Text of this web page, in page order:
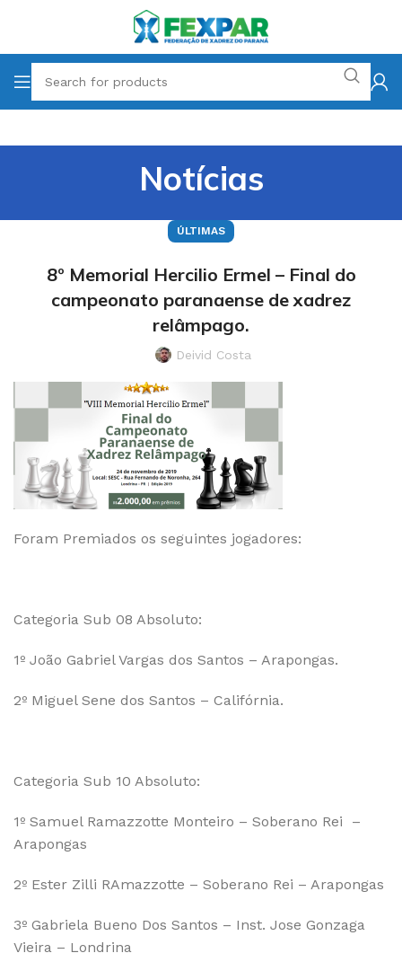
Notícias
ÚLTIMAS
8º Memorial Hercilio Ermel – Final do
campeonato paranaense de xadrez
relâmpago.
Deivid Costa
Foram Premiados os seguintes jogadores:
Categoria Sub 08 Absoluto:
1º João Gabriel Vargas dos Santos – Arapongas.
2º Miguel Sene dos Santos – Califórnia.
Categoria Sub 10 Absoluto:
1º Samuel Ramazzotte Monteiro – Soberano Rei –
Arapongas
2º Ester Zilli RAmazzotte – Soberano Rei – Arapongas
3º Gabriela Bueno Dos Santos – Inst. Jose Gonzaga
Vieira – Londrina